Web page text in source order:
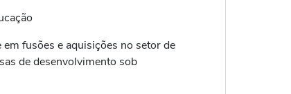
fusões e aquisições no setor de
de desenvolvimento sob